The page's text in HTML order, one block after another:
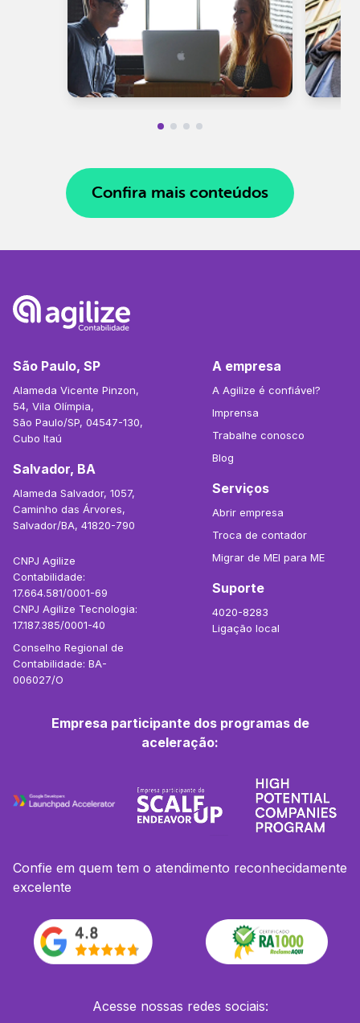
Confira mais conteúdos
São Paulo, SP
Alameda Vicente Pinzon,
54, Vila Olímpia,
São Paulo/SP, 04547-130,
Cubo Itaú
Salvador, BA
Alameda Salvador, 1057,
Caminho das Árvores,
Salvador/BA, 41820-790
CNPJ Agilize
Contabilidade:
17.664.581/0001-69
CNPJ Agilize Tecnologia:
17.187.385/0001-40
Conselho Regional de
Contabilidade: BA-
006027/O
A empresa
A Agilize é confiável?
Imprensa
Trabalhe conosco
Blog
Serviços
Abrir empresa
Troca de contador
Migrar de MEI para ME
Suporte
4020-8283
Ligação local
Empresa participante dos programas de
aceleração:
Confie em quem tem o atendimento reconhecidamente
excelente
Acesse nossas redes sociais: